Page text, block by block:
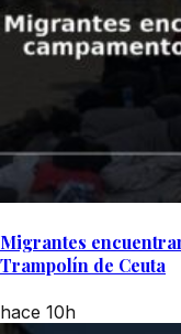
Migrantes
Trampolín de Ceuta
hace 10h